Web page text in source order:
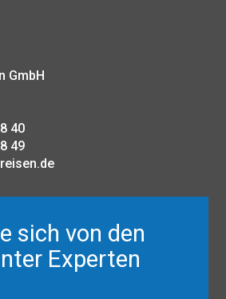
GmbH
40
49
sich von den
Experten